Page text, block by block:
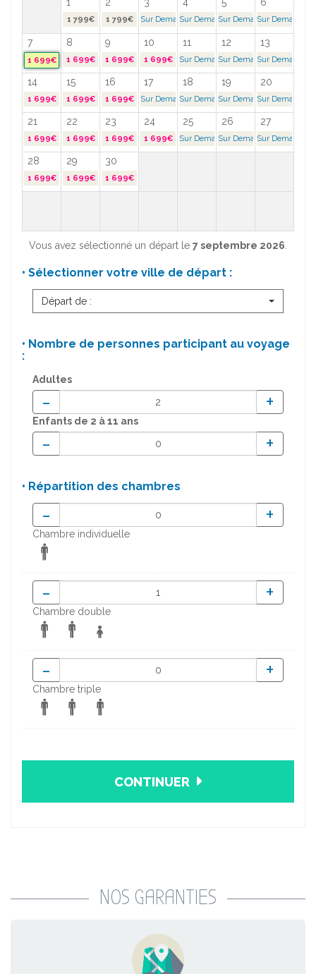
1 2 3 4 5 6
1 799€ 1 799€ Sur Demande >Sur Demande >Sur Demande >Sur Demande >
7 8 9 10 11 12 13
1 699€ 1 699€ 1 699€ 1 699€ Sur Demande >Sur Demande >Sur Demande >
14 15 16 17 18 19 20
1 699€ 1 699€ 1 699€ Sur Demande >Sur Demande >Sur Demande >Sur Demande >
21 22 23 24 25 26 27
1 699€ 1 699€ 1 699€ 1 699€ Sur Demande >Sur Demande >Sur Demande >
28 29 30
1 699€ 1 699€ 1 699€
Vous avez sélectionné un départ le 7 septembre 2026.
• Sélectionner votre ville de départ :
Départ de :
• Nombre de personnes participant au voyage
:
Adultes
- +
Enfants de 2 à 11 ans
- +
• Répartition des chambres
- +
Chambre individuelle
- +
Chambre double
- +
Chambre triple
CONTINUER
NOS GARANTIES